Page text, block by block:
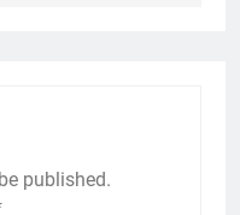
published.